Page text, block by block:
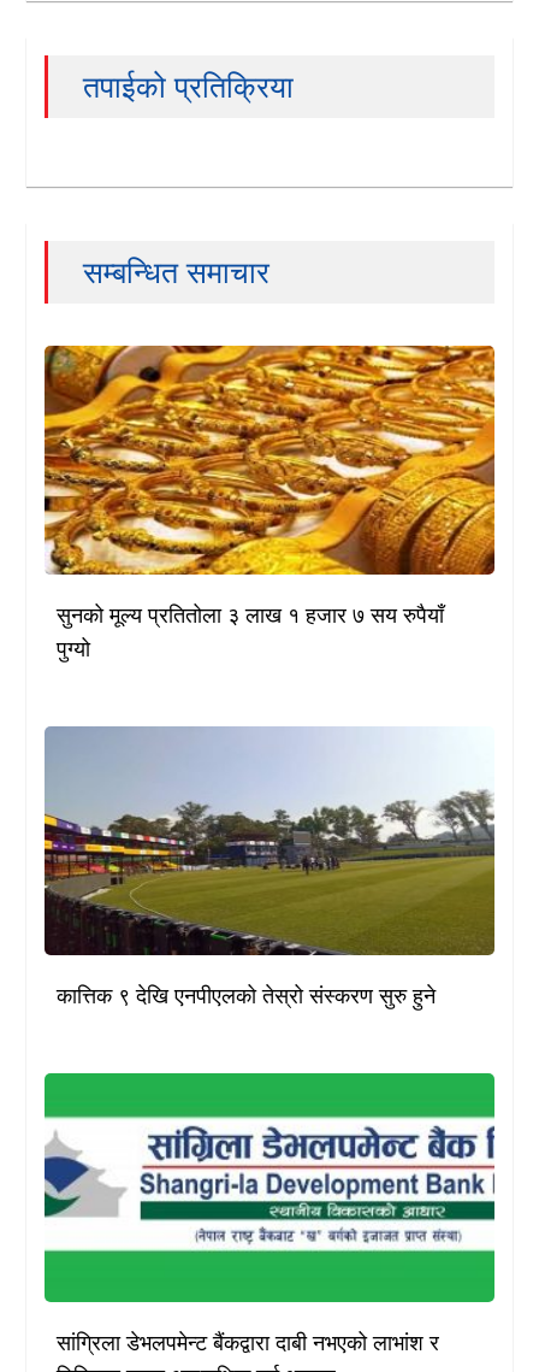
तपाईको प्रतिक्रिया
सम्बन्धित समाचार
सुनको मूल्य प्रतितोला ३ लाख १ हजार ७ सय रुपैयाँ
पुग्यो
कात्तिक ९ देखि एनपीएलको तेस्रो संस्करण सुरु हुने
सांग्रिला डेभलपमेन्ट बैंकद्वारा दाबी नभएको लाभांश र